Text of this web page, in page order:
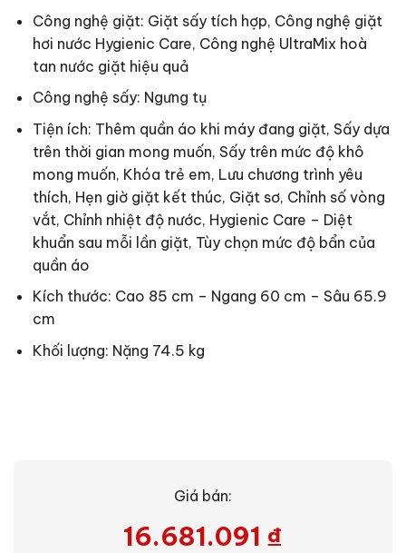
Công nghệ giặt: Giặt sấy tích hợp, Công nghệ giặt
hơi nước Hygienic Care, Công nghệ UltraMix hoà
tan nước giặt hiệu quả
Công nghệ sấy: Ngưng tụ
Tiện ích: Thêm quần áo khi máy đang giặt, Sấy dựa
trên thời gian mong muốn, Sấy trên mức độ khô
mong muốn, Khóa trẻ em, Lưu chương trình yêu
thích, Hẹn giờ giặt kết thúc, Giặt sơ, Chỉnh số vòng
vắt, Chỉnh nhiệt độ nước, Hygienic Care – Diệt
khuẩn sau mỗi lần giặt, Tùy chọn mức độ bẩn của
quần áo
Kích thước: Cao 85 cm – Ngang 60 cm – Sâu 65.9
cm
Khối lượng: Nặng 74.5 kg
Giá bán:
16.681.091 ₫